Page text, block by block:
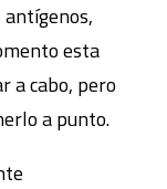
antígenos,
esta
a cabo, pero
a punto.